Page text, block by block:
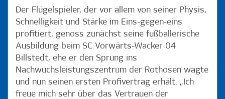
Der Flügelspieler, der vor allem von seiner Physis,
Schnelligkeit und Stärke im Eins-gegen-eins
profitiert, genoss zunächst seine fußballerische
Ausbildung beim SC Vorwärts-Wacker 04
Billstedt, ehe er den Sprung ins
Nachwuchsleistungszentrum der Rothosen wagte
und nun seinen ersten Profivertrag erhält. „Ich
freue mich sehr über das Vertrauen der